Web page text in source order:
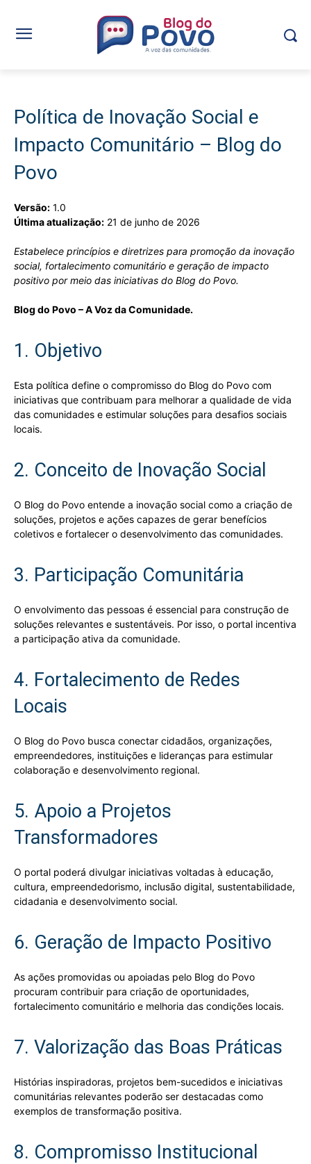
Política de Inovação Social e
Impacto Comunitário – Blog do
Povo
Versão: 1.0
Última atualização: 21 de junho de 2026
Estabelece princípios e diretrizes para promoção da inovação
social, fortalecimento comunitário e geração de impacto
positivo por meio das iniciativas do Blog do Povo.
Blog do Povo – A Voz da Comunidade.
1. Objetivo
Esta política define o compromisso do Blog do Povo com
iniciativas que contribuam para melhorar a qualidade de vida
das comunidades e estimular soluções para desafios sociais
locais.
2. Conceito de Inovação Social
O Blog do Povo entende a inovação social como a criação de
soluções, projetos e ações capazes de gerar benefícios
coletivos e fortalecer o desenvolvimento das comunidades.
3. Participação Comunitária
O envolvimento das pessoas é essencial para construção de
soluções relevantes e sustentáveis. Por isso, o portal incentiva
a participação ativa da comunidade.
4. Fortalecimento de Redes
Locais
O Blog do Povo busca conectar cidadãos, organizações,
empreendedores, instituições e lideranças para estimular
colaboração e desenvolvimento regional.
5. Apoio a Projetos
Transformadores
O portal poderá divulgar iniciativas voltadas à educação,
cultura, empreendedorismo, inclusão digital, sustentabilidade,
cidadania e desenvolvimento social.
6. Geração de Impacto Positivo
As ações promovidas ou apoiadas pelo Blog do Povo
procuram contribuir para criação de oportunidades,
fortalecimento comunitário e melhoria das condições locais.
7. Valorização das Boas Práticas
Histórias inspiradoras, projetos bem-sucedidos e iniciativas
comunitárias relevantes poderão ser destacadas como
exemplos de transformação positiva.
8. Compromisso Institucional